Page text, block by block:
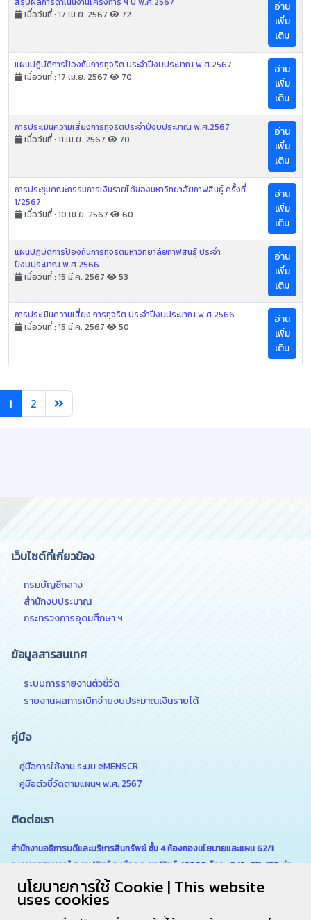
เมื่อวันที่ : 17 เม.ย. 2567
72
อ่าน
เพิ่ม
เติม
แผนปฏิบัติการป้องกันการทุจริต ประจำปีงบประมาณ พ.ศ.2567
เมื่อวันที่ : 17 เม.ย. 2567
70
อ่าน
เพิ่ม
เติม
การประเมินความเสี่ยงการทุจริตประจำปีงบประมาณ พ.ศ.2567
เมื่อวันที่ : 11 เม.ย. 2567
70
อ่าน
เพิ่ม
เติม
การประชุมคณะกรรมการเงินรายได้ของมหาวิทยาลัยกาฬสินธุ์ ครั้งที่
1/2567
เมื่อวันที่ : 10 เม.ย. 2567
60
อ่าน
เพิ่ม
เติม
แผนปฏิบัติการป้องกันการทุจริตมหาวิทยาลัยกาฬสินธุ์ ประจำ
ปีงบประมาณ พ.ศ.2566
เมื่อวันที่ : 15 มี.ค. 2567
53
อ่าน
เพิ่ม
เติม
การประเมินความเสี่ยง การทุจริต ประจำปีงบประมาณ พ.ศ.2566
เมื่อวันที่ : 15 มี.ค. 2567
50
อ่าน
เพิ่ม
เติม
1 2
เว็บไซต์ที่เกี่ยวข้อง
กรมบัญชีกลาง
สำนักงบประมาณ
กระทรวงการอุดมศึกษา ฯ
ข้อมูลสารสนเทศ
ระบบการรายงานตัวชี้วัด
รายงานผลการเบิกจ่ายงบประมาณเงินรายได้
คู่มือ
คู่มือการใช้งาน ระบบ eMENSCR
คู่มือตัวชี้วัดตามแผนฯ พ.ศ. 2567
ติดต่อเรา
สำนักงานอธิการบดีและบริหารสินทรัพย์ ชั้น 4 ห้องกองนโยบายและแผน 62/1
ถ.เกษตรสมบูรณ์ ต.กาฬสินธุ์ อ.เมือง จ.กาฬสินธุ์ 46000 โทร . 043-811-128 ต่อ
6180
นโยบายการใช้ Cookie | This website
uses cookies